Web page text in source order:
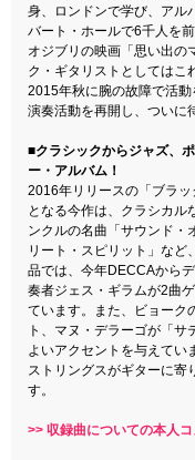
身、ロンドンで学び、アル
バート・ホールで6千人を
オジブリの映画「思い出の
ク・ギタリストとしてはこ
2015年秋に腕の故障で活
演奏活動を再開し、ついに
■クラシックからジャズ、
ー・アルバム！
2016年リリースの「ブラ
となる今作は、クラシカル
ンクルの名曲「サウンド・
リート・スピリット」など
品では、今年DECCAから
奏者ジェス・ギラムが2曲
ています。また、ビョーク
ト、マヌ・デラーゴが「
よいアクセントを与えてい
ストリングスがギターに寄
す。
>> 収録曲についての本人